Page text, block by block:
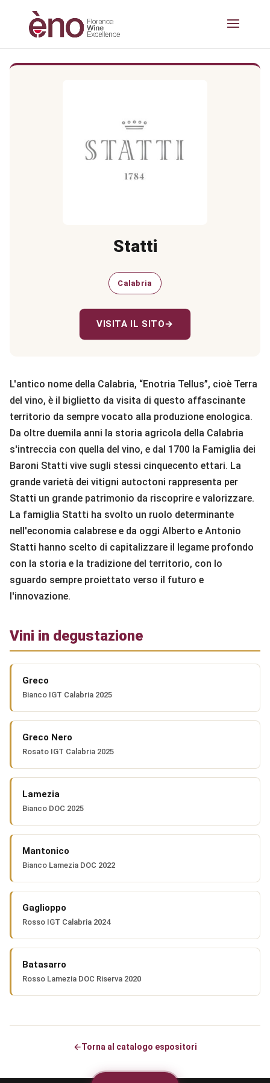
Statti
Calabria
VISITA IL SITO→
L'antico nome della Calabria, “Enotria Tellus”, cioè Terra
del vino, è il biglietto da visita di questo affascinante
territorio da sempre vocato alla produzione enologica.
Da oltre duemila anni la storia agricola della Calabria
s'intreccia con quella del vino, e dal 1700 la Famiglia dei
Baroni Statti vive sugli stessi cinquecento ettari. La
grande varietà dei vitigni autoctoni rappresenta per
Statti un grande patrimonio da riscoprire e valorizzare.
La famiglia Statti ha svolto un ruolo determinante
nell'economia calabrese e da oggi Alberto e Antonio
Statti hanno scelto di capitalizzare il legame profondo
con la storia e la tradizione del territorio, con lo
sguardo sempre proiettato verso il futuro e
l'innovazione.
Vini in degustazione
Greco
Bianco IGT Calabria 2025
Greco Nero
Rosato IGT Calabria 2025
Lamezia
Bianco DOC 2025
Mantonico
Bianco Lamezia DOC 2022
Gaglioppo
Rosso IGT Calabria 2024
Batasarro
Rosso Lamezia DOC Riserva 2020
←Torna al catalogo espositori